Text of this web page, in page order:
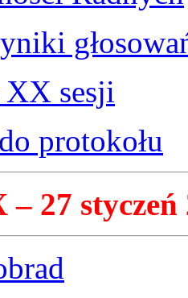
XX sesji
protokołu
27 styczeń